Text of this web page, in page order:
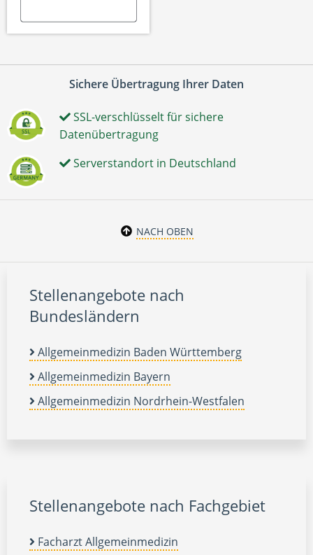
Sichere Übertragung Ihrer Daten
SSL-verschlüsselt für sichere
Datenübertragung
Serverstandort in Deutschland
NACH OBEN
Stellenangebote nach
Bundesländern
Allgemeinmedizin Baden Württemberg
Allgemeinmedizin Bayern
Allgemeinmedizin Nordrhein-Westfalen
Stellenangebote nach Fachgebiet
Facharzt Allgemeinmedizin